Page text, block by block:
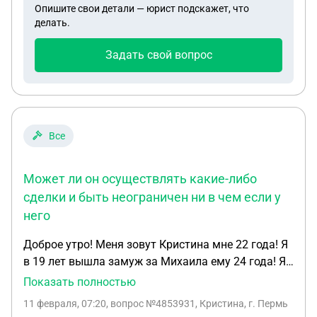
представляли в пенсионный фонд г.Темрюка
Краснодарского края, в июле 2025 года стаж
года онПФ убрал 10 лет стажа с 1992 года по 2001
месяца 22дня. что нам делать? подавать в суд? и
февраля?
Опишите свои детали — юрист подскажет, что
делать.
Задать свой вопрос
Все
Может ли он осуществлять какие-либо
сделки и быть неограничен ни в чем если у
него
Доброе утро! Меня зовут Кристина мне 22 года! Я
в 19 лет вышла замуж за Михаила ему 24 года! Я
работаю на производстве мороженого в Перми
графиком 2/2 но только я работаю по
Показать полностью
11 февраля, 07:20, вопрос №4853931, Кристина, г. Пермь